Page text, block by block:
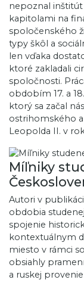
nepoznal
kapitolami na
spoločenského
typy škôl a
len vďaka
ktoré zakladali
spoločnosti.
obdobím 17. a
ktorý sa začal
ostrihomského
Leopolda II. v
Míľniky
Autori v
obdobia
spojenie
kontextuálnym
miesto v rámci
obsiahly
a ruskej